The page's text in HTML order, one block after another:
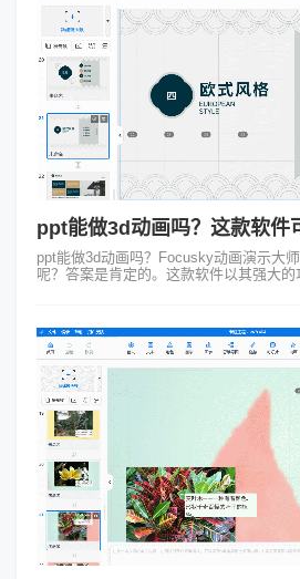
ppt能做3d动画吗？这款软件
ppt能做3d动画吗？Focusky动画演示大
呢？答案是肯定的。这款软件以其强大